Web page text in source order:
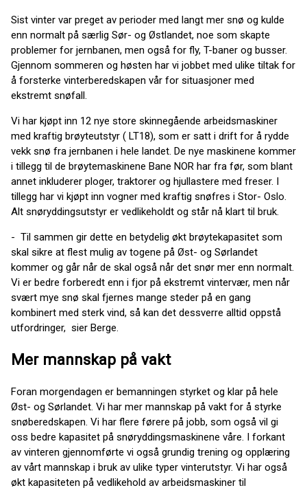
Sist vinter var preget av perioder med langt mer snø og kulde
enn normalt på særlig Sør- og Østlandet, noe som skapte
problemer for jernbanen, men også for fly, T-baner og busser.
Gjennom sommeren og høsten har vi jobbet med ulike tiltak for
å forsterke vinterberedskapen vår for situasjoner med
ekstremt snøfall.
Vi har kjøpt inn 12 nye store skinnegående arbeidsmaskiner
med kraftig brøyteutstyr ( LT18), som er satt i drift for å rydde
vekk snø fra jernbanen i hele landet. De nye maskinene kommer
i tillegg til de brøytemaskinene Bane NOR har fra før, som blant
annet inkluderer ploger, traktorer og hjullastere med freser. I
tillegg har vi kjøpt inn vogner med kraftig snøfres i Stor- Oslo.
Alt snøryddingsutstyr er vedlikeholdt og står nå klart til bruk.
- Til sammen gir dette en betydelig økt brøytekapasitet som
skal sikre at flest mulig av togene på Øst- og Sørlandet
kommer og går når de skal også når det snør mer enn normalt.
Vi er bedre forberedt enn i fjor på ekstremt vintervær, men når
svært mye snø skal fjernes mange steder på en gang
kombinert med sterk vind, så kan det dessverre alltid oppstå
utfordringer, sier Berge.
Mer mannskap på vakt
Foran morgendagen er bemanningen styrket og klar på hele
Øst- og Sørlandet. Vi har mer mannskap på vakt for å styrke
snøberedskapen. Vi har flere førere på jobb, som også vil gi
oss bedre kapasitet på snøryddingsmaskinene våre. I forkant
av vinteren gjennomførte vi også grundig trening og opplæring
av vårt mannskap i bruk av ulike typer vinterutstyr. Vi har også
økt kapasiteten på vedlikehold av arbeidsmaskiner til